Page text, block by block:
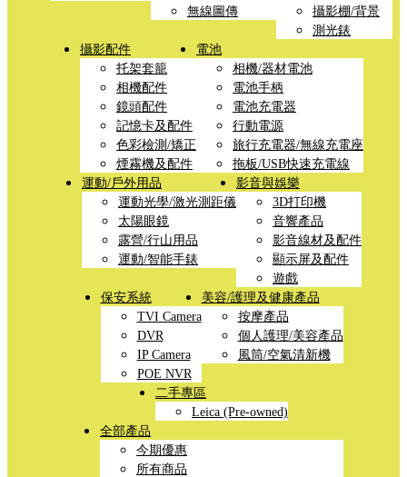
無線圖傳
攝影棚/背景
測光錶
攝影配件
托架套籠
相機配件
鏡頭配件
記憶卡及配件
色彩檢測/矯正
煙霧機及配件
電池
相機/器材電池
電池手柄
電池充電器
行動電源
旅行充電器/無線充電座
拖板/USB快速充電線
運動/戶外用品
運動光學/激光測距儀
太陽眼鏡
露營/行山用品
運動/智能手錶
影音與娛樂
3D打印機
音響產品
影音線材及配件
顯示屏及配件
遊戲
保安系統
TVI Camera
DVR
IP Camera
POE NVR
美容/護理及健康產品
按摩產品
個人護理/美容產品
風筒/空氣清新機
二手專區
Leica (Pre-owned)
全部產品
今期優惠
所有商品